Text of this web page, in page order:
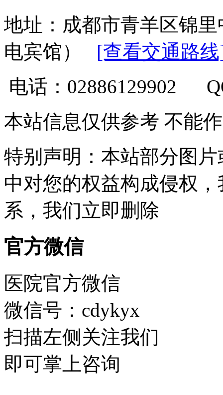
地址：成都市青羊区锦
电宾馆） [查看交通路
电话：02886129902
本站信息仅供参考 不能
特别声明：本站部分图
中对您的权益构成侵权
系，我们立即删除
官方微信
医院官方微信
微信号：cdykyx
扫描左侧关注我们
即可掌上咨询